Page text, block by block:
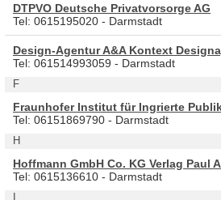
DTPVO Deutsche Privatvorsorge AG
Tel: 0615195020 - Darmstadt
Design-Agentur A&A Kontext
Tel: 061514993059 - Darmstadt
F
Fraunhofer Institut für Ingrierte
Tel: 06151869790 - Darmstadt
H
Hoffmann GmbH Co. KG Verlag Paul
Tel: 0615136610 - Darmstadt